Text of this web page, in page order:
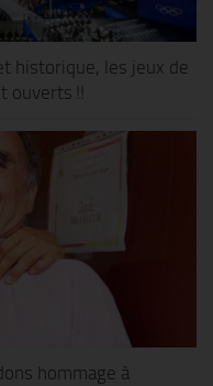
historique, les jeux de
!!
hommage à